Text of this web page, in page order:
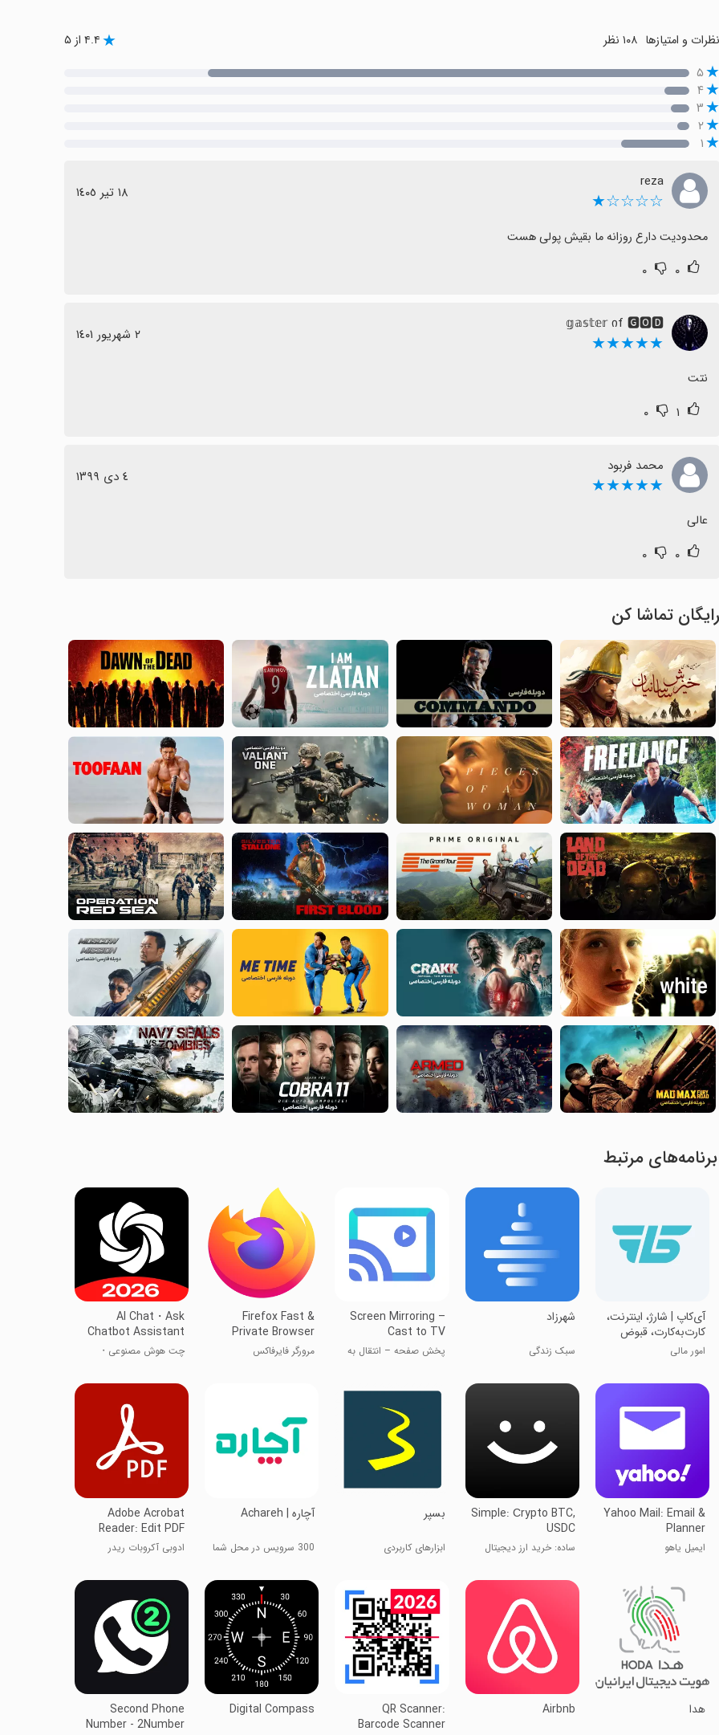
نظرات و امتیازها ۴.۴ از ۵
۵
۴
۳
۲
۱
reza
☆☆☆☆★ ١٨ تیر ١٤٠٥
محدودیت دارع روزانه ما بقیش پولی هست
۰ ۰
𝕘𝕒𝕤𝕥𝕖𝕣 იf 🅶️🅾🅳
★★★★★ ٢ شهریور ١٤٠١
نتت
۱ ۰
محمد فربود
★★★★★ ٤ دی ١٣٩٩
عالی
۰ ۰
رایگان تماشا کن
برنامه‌های مرتبط
‏‏‏‏‏‏‏آی‌کاپ | شارژ، اینترنت،
کارت‌به‌کارت، قبوض
امور مالی
‏‏‏شهرزاد
سبک زندگی
Screen Mirroring –
Cast to TV
پخش صفحه – انتقال به
Firefox Fast &
Private Browser
مرورگر فایرفاکس
AI Chat・Ask
Chatbot Assistant
چت هوش مصنوعی・
Yahoo Mail: Email &
Planner
ایمیل یاهو
Simple: Сrypto BTC,
USDC
ساده: خرید ارز دیجیتال
بسپر
ابزارهای کاربردی
‏آچاره | Achareh
300 سرویس در محل شما
Adobe Acrobat
Reader: Edit PDF
ادوبی آکروبات ریدر
‏‏‏هدا Airbnb
QR Scanner:
Barcode Scanner
Digital Compass
Second Phone
Number - 2Number